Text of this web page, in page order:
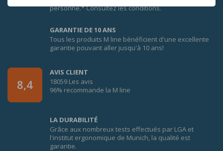
personne.* Consultez les conditions.
GARANTIE DE 10 ANS
Tous les produits M line bénéficient d'une excellente
garantie pouvant aller jusqu'à 10 ans!
8,4
AVIS CLIENT
18059 Les avis
96% recommande la M line
LA DURABILITÉ
Grâce aux nombreux tests effectués par LGA et
l'institut ergonomique de Munich, la qualité est
garantie.